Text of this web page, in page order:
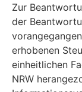
Zur
der
erhobenen
einheitlichen
NRW